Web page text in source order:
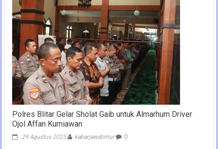
Polres Blitar Gelar Sholat Gaib untuk Almarhum Driver
Ojol Affan Kurniawan
29 Agustus 2025 kabarjawatimur 0